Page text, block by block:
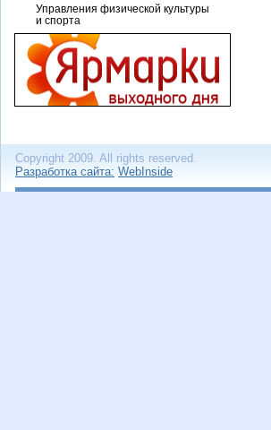
Управления физической культуры
и спорта
Copyright 2009. All rights reserved.
Разработка сайта: WebInside